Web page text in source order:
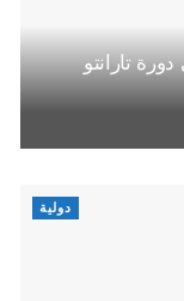
في دورة تارانتو
دولية